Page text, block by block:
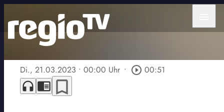
Di., 21.03.2023 • 00:00 Uhr • play_circle_outline 00:51
headphones chrome_reader_mode bookmark_border